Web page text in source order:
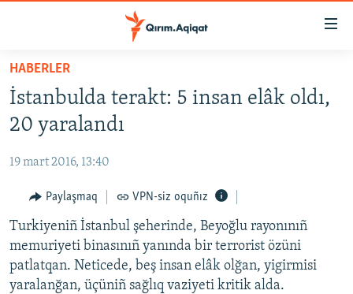
Esas
mündericege
qaytmaq
Baş
navigatsiyağa
qaytmaq
qaytmaq
HABERLER
İQTİSADİYAT
CEMİYET
MEDENİYET
İNSAN AQLARI
VİDEO
SÜRET
HABERLER
İstanbulda terakt: 5 insan elâk oldı,
20 yaralandı
19 mart 2016, 13:40
Paylaşmaq VPN-siz oquñız
Turkiyeniñ İstanbul şeherinde, Beyoğlu rayonınıñ
memuriyeti binasınıñ yanında bir terrorist özüni
patlatqan. Neticede, beş insan elâk olğan, yigirmisi
yaralanğan, üçüniñ sağlıq vaziyeti kritik alda.